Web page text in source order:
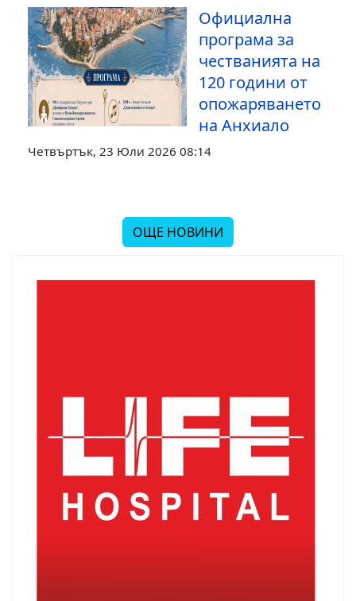
Официална
програма за
честванията на
120 години от
опожаряването
на Анхиало
Четвъртък, 23 Юли 2026 08:14
ОЩЕ НОВИНИ